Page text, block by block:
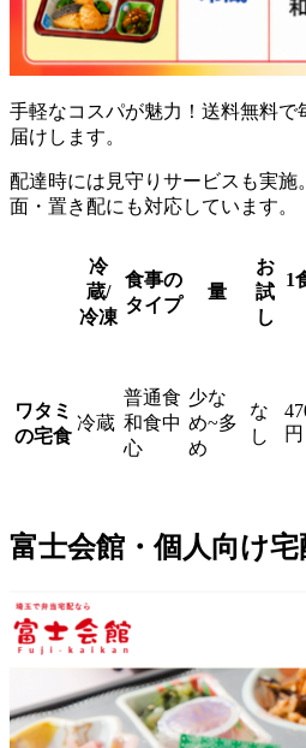
手軽なコスパが魅力！送料無料で
届け します。
配達時には見守りサービスも実施
面・置き配にも対応しています。
冷
蔵/
冷凍
食事の
タイプ
量
お
試
し
1
ワタミ
の宅食
冷蔵
普通食
和食中
心
少な
め~多
め
な
し
円
富士会館・個人向け宅